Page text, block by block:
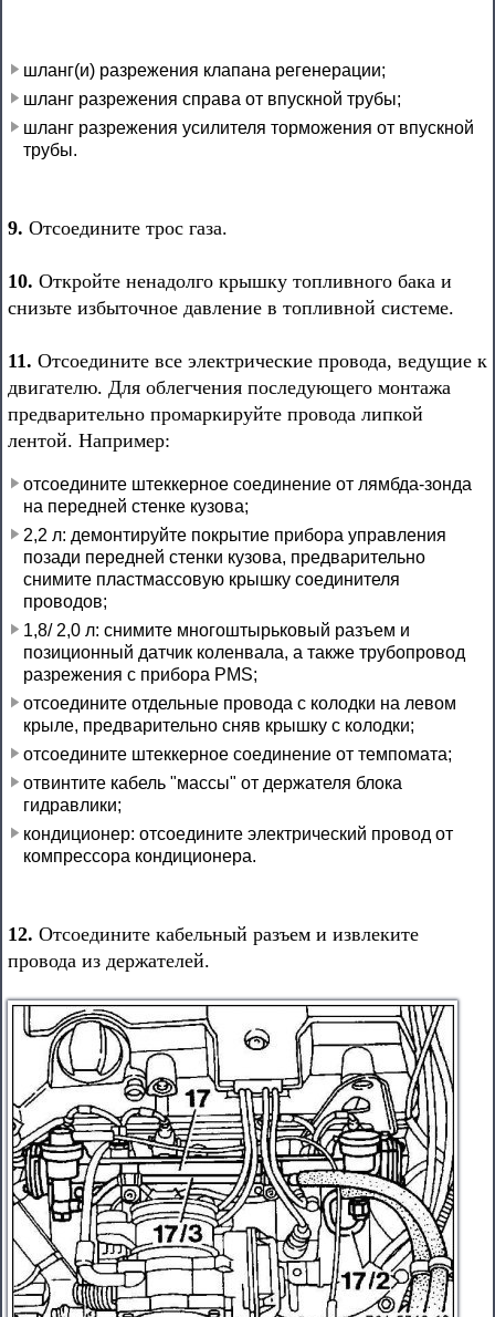
шланг(и) разрежения клапана регенерации;
шланг разрежения справа от впускной трубы;
шланг разрежения усилителя торможения от впускной
трубы.
9. Отсоедините трос газа.
10. Откройте ненадолго крышку топливного бака и
снизьте избыточное давление в топливной системе.
11. Отсоедините все электрические провода, ведущие к
двигателю. Для облегчения последующего монтажа
предварительно промаркируйте провода липкой
лентой. Например:
отсоедините штеккерное соединение от лямбда-зонда
на передней стенке кузова;
2,2 л: демонтируйте покрытие прибора управления
позади передней стенки кузова, предварительно
снимите пластмассовую крышку соединителя
проводов;
1,8/ 2,0 л: снимите многоштырьковый разъем и
позиционный датчик коленвала, а также трубопровод
разрежения с прибора PMS;
отсоедините отдельные провода с колодки на левом
крыле, предварительно сняв крышку с колодки;
отсоедините штеккерное соединение от темпомата;
отвинтите кабель "массы" от держателя блока
гидравлики;
кондиционер: отсоедините электрический провод от
компрессора кондиционера.
12. Отсоедините кабельный разъем и извлеките
провода из держателей.